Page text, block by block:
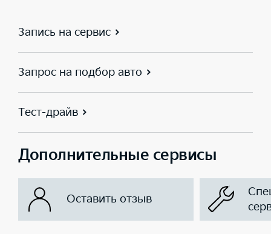
Запись на сервис
Запрос на подбор авто
Тест-драйв
Дополнительные сервисы
Оставить отзыв